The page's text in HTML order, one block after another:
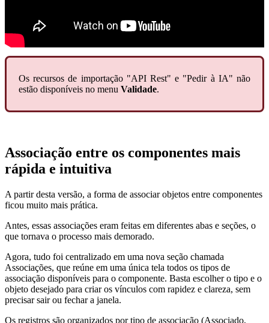
Os recursos de importação "API Rest" e "Pedir à IA" não
estão disponíveis no menu Validade.
Associação entre os componentes mais
rápida e intuitiva
A partir desta versão, a forma de associar objetos entre componentes
ficou muito mais prática.
Antes, essas associações eram feitas em diferentes abas e seções, o
que tornava o processo mais demorado.
Agora, tudo foi centralizado em uma nova seção chamada
Associações, que reúne em uma única tela todos os tipos de
associação disponíveis para o componente. Basta escolher o tipo e o
objeto desejado para criar os vínculos com rapidez e clareza, sem
precisar sair ou fechar a janela.
Os registros são organizados por tipo de associação (Associado,